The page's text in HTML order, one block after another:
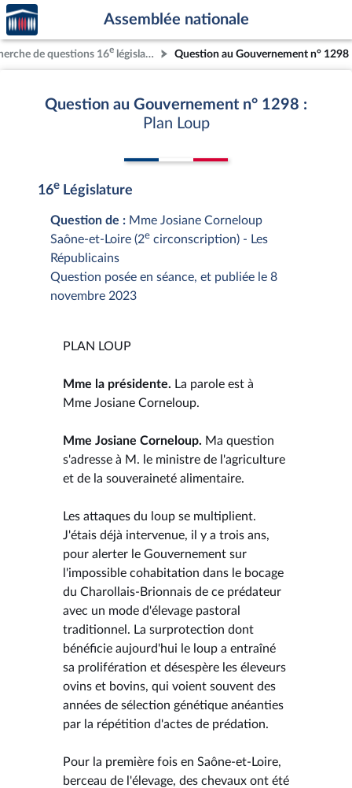
Aller au contenu
Aller en bas de la page
Accèder
à la
page
d'accueil
Assemblée nationale
de questions 16e législature Question au Gouvernement n° 1298
Question au Gouvernement n° 1298 :
Plan Loup
16e Législature
Question de : Mme Josiane Corneloup
Saône-et-Loire (2e circonscription) - Les
Républicains
Question posée en séance, et publiée le 8
novembre 2023
PLAN LOUP
Mme la présidente. La parole est à
Mme Josiane Corneloup.
Mme Josiane Corneloup. Ma question
s'adresse à M. le ministre de l'agriculture
et de la souveraineté alimentaire.
Les attaques du loup se multiplient.
J'étais déjà intervenue, il y a trois ans,
pour alerter le Gouvernement sur
l'impossible cohabitation dans le bocage
du Charollais-Brionnais de ce prédateur
avec un mode d'élevage pastoral
traditionnel. La surprotection dont
bénéficie aujourd'hui le loup a entraîné
sa prolifération et désespère les éleveurs
ovins et bovins, qui voient souvent des
années de sélection génétique anéanties
par la répétition d'actes de prédation.
Pour la première fois en Saône-et-Loire,
berceau de l'élevage, des chevaux ont été